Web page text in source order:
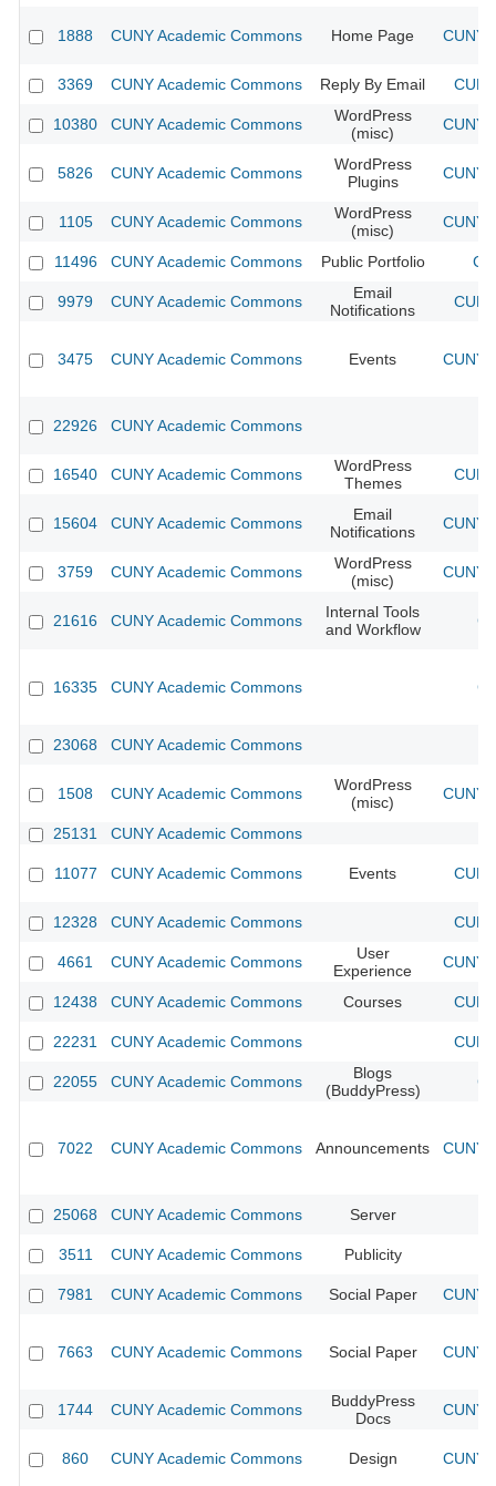
1888 CUNY Academic Commons Home Page CUNY
3369 CUNY Academic Commons Reply By Email
10380 CUNY Academic Commons
WordPress
(misc)
CUNY
5826 CUNY Academic Commons
WordPress
Plugins
CUNY
1105 CUNY Academic Commons
WordPress
(misc)
CUNY
11496 CUNY Academic Commons Public Portfolio
9979 CUNY Academic Commons
Email
Notifications
3475 CUNY Academic Commons Events CUNY
22926 CUNY Academic Commons
16540 CUNY Academic Commons
WordPress
Themes
15604 CUNY Academic Commons
Email
Notifications
CUNY
3759 CUNY Academic Commons
WordPress
(misc)
CUNY
21616 CUNY Academic Commons
Internal Tools
and Workflow
16335 CUNY Academic Commons
23068 CUNY Academic Commons
1508 CUNY Academic Commons
WordPress
(misc)
CUNY
25131 CUNY Academic Commons
11077 CUNY Academic Commons Events
12328 CUNY Academic Commons
4661 CUNY Academic Commons
User
Experience
CUNY
12438 CUNY Academic Commons Courses
22231 CUNY Academic Commons
22055 CUNY Academic Commons
Blogs
(BuddyPress)
7022 CUNY Academic Commons Announcements CUNY
25068 CUNY Academic Commons Server
3511 CUNY Academic Commons Publicity
7981 CUNY Academic Commons Social Paper CUNY
7663 CUNY Academic Commons Social Paper CUNY
1744 CUNY Academic Commons
BuddyPress
Docs
CUNY
860 CUNY Academic Commons Design CUNY